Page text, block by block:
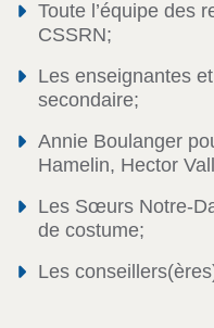
Toute l’équipe des
CSSRN;
Les enseignantes
secondaire;
Annie Boulanger
Hamelin, Hector
Les Sœurs Notre-
de costume;
Les